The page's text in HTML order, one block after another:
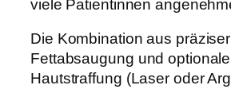
viele Patientinnen
Die Kombination aus präziser
Fettabsaugung und
Hautstraffung (Laser oder